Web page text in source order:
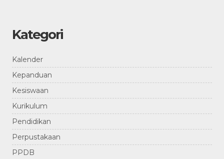
Kategori
Kalender
Kepanduan
Kesiswaan
Kurikulum
Pendidikan
Perpustakaan
PPDB